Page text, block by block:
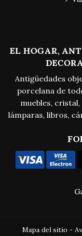
EL HOGAR,
Antigüedades
porcelana de
muebles,
lámparas, libros,
Mapa del sitio -